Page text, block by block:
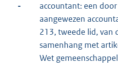
-
accountant: een
aangewezen
213, tweede lid, van
samenhang met
Wet